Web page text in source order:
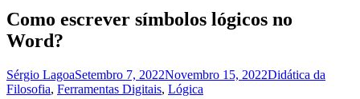
Como escrever símbolos lógicos no
Word?
Sérgio LagoaSetembro 7, 2022Novembro 15, 2022Didática da
Filosofia, Ferramentas Digitais, Lógica